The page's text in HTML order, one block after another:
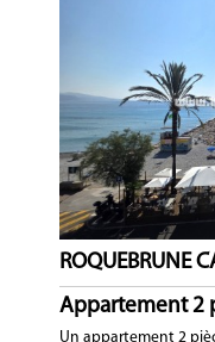
ROQUEBRUNE
Appartement 2
Un appartement 2